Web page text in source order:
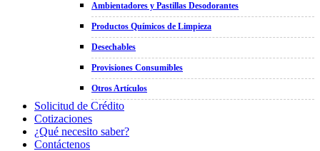
Ambientadores y Pastillas Desodorantes
Productos Químicos de Limpieza
Desechables
Provisiones Consumibles
Otros Artículos
Solicitud de Crédito
Cotizaciones
¿Qué necesito saber?
Contáctenos